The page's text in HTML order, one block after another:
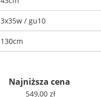
3x35w / gu10
130cm
Najniższa cena
549,00 zł